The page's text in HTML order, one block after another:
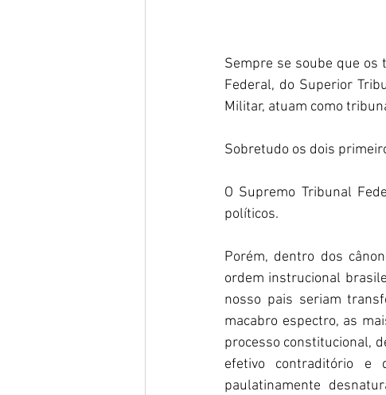
Sempre se soube que
Federal, do Superior
Militar, atuam como
Sobretudo os dois
O Supremo Tribunal
políticos.
Porém, dentro dos
ordem instrucional
nosso pais seriam
macabro espectro, as
processo constitucional,
efetivo contraditório e
paulatinamente